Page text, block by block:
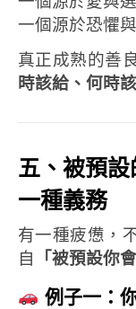
一個源於恐懼
真正成熟的善
時該給、何時
五、被預
一種義務
有一種疲憊，
自
「被預設你
例子一：